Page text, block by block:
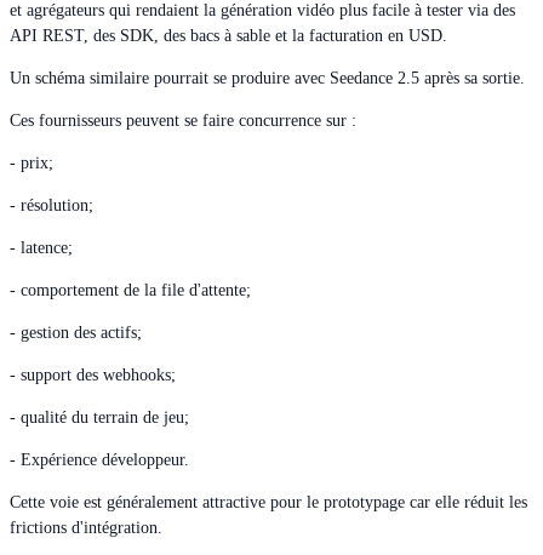
et agrégateurs qui rendaient la génération vidéo plus facile à tester via des
API REST, des SDK, des bacs à sable et la facturation en USD.
Un schéma similaire pourrait se produire avec Seedance 2.5 après sa sortie.
Ces fournisseurs peuvent se faire concurrence sur :
- prix;
- résolution;
- latence;
- comportement de la file d'attente;
- gestion des actifs;
- support des webhooks;
- qualité du terrain de jeu;
- Expérience développeur.
Cette voie est généralement attractive pour le prototypage car elle réduit les
frictions d'intégration.